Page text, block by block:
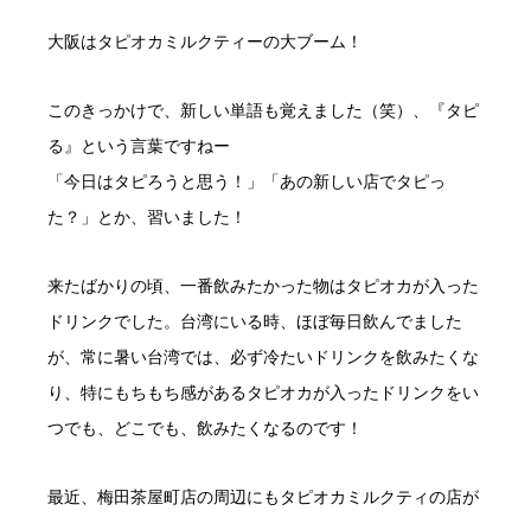
大阪はタピオカミルクティーの大ブーム！
このきっかけで、新しい単語も覚えました（笑）、『タピ
る』という言葉ですねー
「今日はタピろうと思う！」「あの新しい店でタピっ
た？」とか、習いました！
来たばかりの頃、一番飲みたかった物はタピオカが入った
ドリンクでした。台湾にいる時、ほぼ毎日飲んでました
が、常に暑い台湾では、必ず冷たいドリンクを飲みたくな
り、特にもちもち感があるタピオカが入ったドリンクをい
つでも、どこでも、飲みたくなるのです！
最近、梅田茶屋町店の周辺にもタピオカミルクティの店が